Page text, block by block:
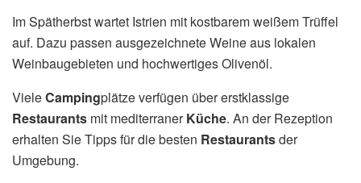
Im Spätherbst wartet Istrien mit kostbarem weißem Trüffel
auf. Dazu passen ausgezeichnete Weine aus lokalen
Weinbaugebieten und hochwertiges Olivenöl.
VieleCampingplätze verfügen über erstklassige
Restaurants mit mediterranerKüche. An der Rezeption
erhalten Sie Tipps für die besten Restaurantsder
Umgebung.